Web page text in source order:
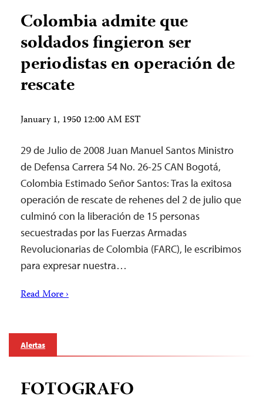
Colombia admite que
soldados fingieron ser
periodistas en operación de
rescate
January 1, 1950 12:00 AM EST
29 de Julio de 2008 Juan Manuel Santos Ministro
de Defensa Carrera 54 No. 26-25 CAN Bogotá,
Colombia Estimado Señor Santos: Tras la exitosa
operación de rescate de rehenes del 2 de julio que
culminó con la liberación de 15 personas
secuestradas por las Fuerzas Armadas
Revolucionarias de Colombia (FARC), le escribimos
para expresar nuestra…
Read More ›
Alertas
FOTOGRAFO